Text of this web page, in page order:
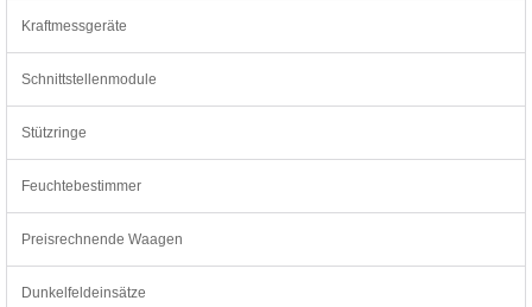
Kraftmessgeräte
Schnittstellenmodule
Stützringe
Feuchtebestimmer
Preisrechnende Waagen
Dunkelfeldeinsätze